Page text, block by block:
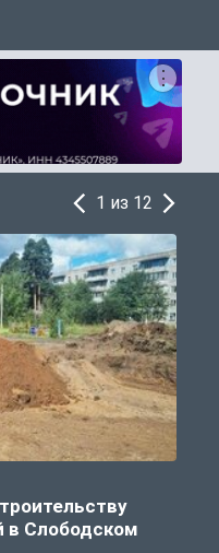
1 из 12
в Слободском